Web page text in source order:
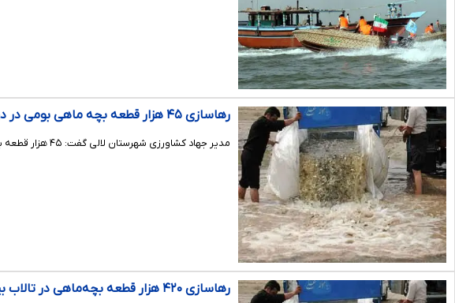
رهاسازی ۴۵ هزار قطعه بچه ماهی بومی در دریاچه پشت سد گتوند علیا در حوزه شهرستان لالی
مدیر جهاد کشاورزی شهرستان لالی گفت: ۴۵ هزار قطعه بچه ماهی بومی در دریاچه پشت سد گتوند علیا در حوزه شهرستان لالی رهاسازی شد.
رهاسازی ۴۲۰ هزار قطعه بچه‌ماهی در تالاب بین‌المللی شادگان